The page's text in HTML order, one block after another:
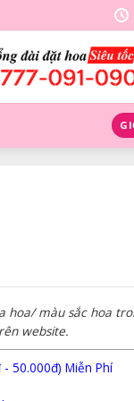
màu sắc hoa
website.
50.000đ) Miễn Phí